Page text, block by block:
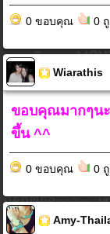
0 ขอบคุณ 0
Wiarathis
ขอบคุณมากๆน
ขึ้น ^^
0 ขอบคุณ 0
Amy-